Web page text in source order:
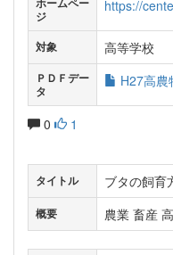
ホームペー
ジ
https://
対象 高等学校
ＰＤＦデー
タ
H27高
0 1
タイトル ブタの飼育
概要 農業 畜産